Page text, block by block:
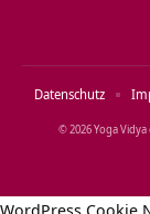
© 2026 Yoga Vidya
Datenschutz